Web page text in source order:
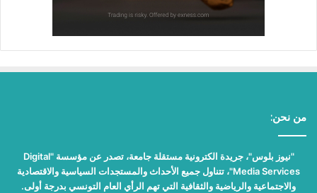
من نحن:
"نيوز بلوس"، جريدة الكترونية مستقلة جامعة، تصدر عن مؤسسة "Digital
Media Services"، تتناول جميع الأحداث والمستجدات السياسية والاقتصادية
والاجتماعية والرياضية والثقافية التي تهم الرأي العام التونسي بدرجة أولى.